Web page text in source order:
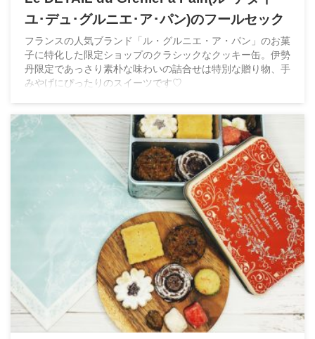
ユ･デュ･グルニエ･ア･パン)のフールセック
フランスの人気ブランド「ル・グルニエ・ア・パン」のお菓
子に特化した限定ショップのクラシックなクッキー缶。伊勢
丹限定であっさり素朴な味わいの詰合せは特別な贈り物、手
みやげにぴったりのスイーツです♡